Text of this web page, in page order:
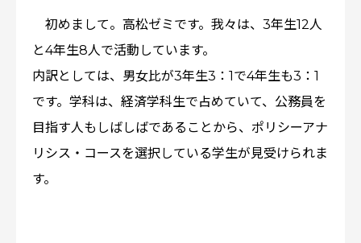
初めまして。高松ゼミです。我々は、3年生12人
と4年生8人で活動しています。
内訳としては、男女比が3年生3：1で4年生も3：1
です。学科は、経済学科生で占めていて、公務員を
目指す人もしばしばであることから、ポリシーアナ
リシス・コースを選択している学生が見受けられま
す。